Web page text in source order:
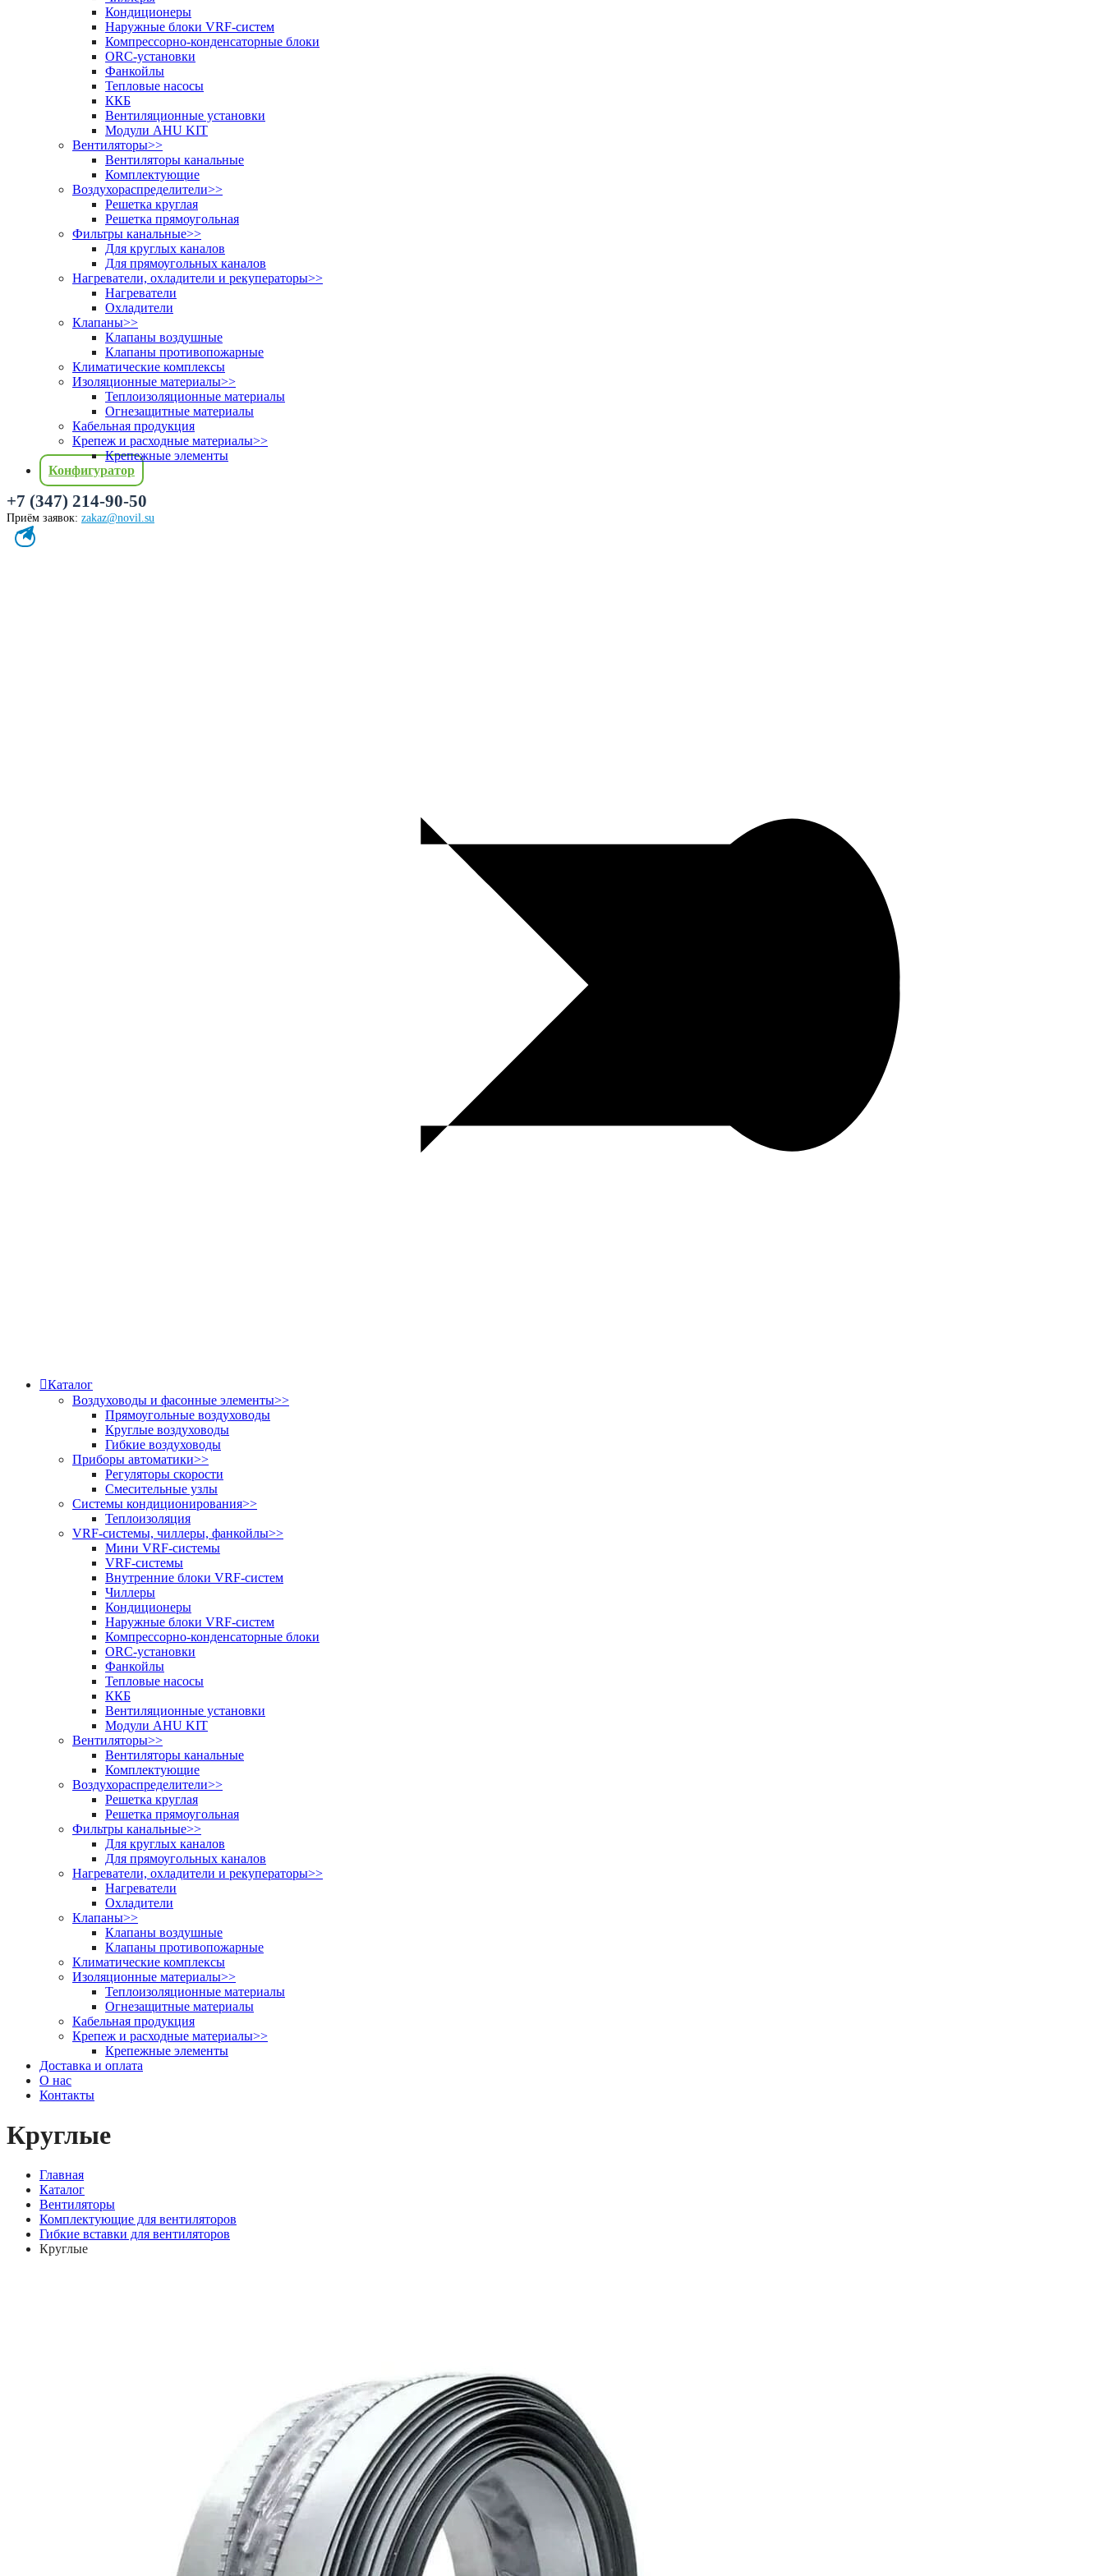
Кондиционеры
Наружные блоки VRF-систем
Компрессорно-конденсаторные блоки
ORC-установки
Фанкойлы
Тепловые насосы
ККБ
Вентиляционные установки
Модули AHU KIT
Вентиляторы>>
Вентиляторы канальные
Комплектующие
Воздухораспределители>>
Решетка круглая
Решетка прямоугольная
Фильтры канальные>>
Для круглых каналов
Для прямоугольных каналов
Нагреватели, охладители и рекуператоры>>
Нагреватели
Охладители
Клапаны>>
Клапаны воздушные
Клапаны противопожарные
Климатические комплексы
Изоляционные материалы>>
Теплоизоляционные материалы
Огнезащитные материалы
Кабельная продукция
Крепеж и расходные материалы>>
Крепежные элементы
Конфигуратор
+7 (347) 214-90-50
Приём заявок: zakaz@novil.su
Каталог
Воздуховоды и фасонные элементы>>
Прямоугольные воздуховоды
Круглые воздуховоды
Гибкие воздуховоды
Приборы автоматики>>
Регуляторы скорости
Смесительные узлы
Системы кондиционирования>>
Теплоизоляция
VRF-системы, чиллеры, фанкойлы>>
Мини VRF-системы
VRF-системы
Внутренние блоки VRF-систем
Чиллеры
Кондиционеры
Наружные блоки VRF-систем
Компрессорно-конденсаторные блоки
ORC-установки
Фанкойлы
Тепловые насосы
ККБ
Вентиляционные установки
Модули AHU KIT
Вентиляторы>>
Вентиляторы канальные
Комплектующие
Воздухораспределители>>
Решетка круглая
Решетка прямоугольная
Фильтры канальные>>
Для круглых каналов
Для прямоугольных каналов
Нагреватели, охладители и рекуператоры>>
Нагреватели
Охладители
Клапаны>>
Клапаны воздушные
Клапаны противопожарные
Климатические комплексы
Изоляционные материалы>>
Теплоизоляционные материалы
Огнезащитные материалы
Кабельная продукция
Крепеж и расходные материалы>>
Крепежные элементы
Доставка и оплата
О нас
Контакты
Круглые
Главная
Каталог
Вентиляторы
Комплектующие для вентиляторов
Гибкие вставки для вентиляторов
Круглые